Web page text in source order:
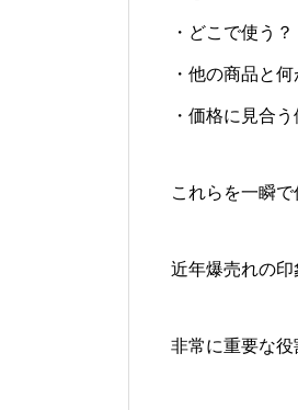
・どこで使う？
・他の商品と何
・価格に見合
これらを一瞬で
近年爆売れの印
非常に重要な役